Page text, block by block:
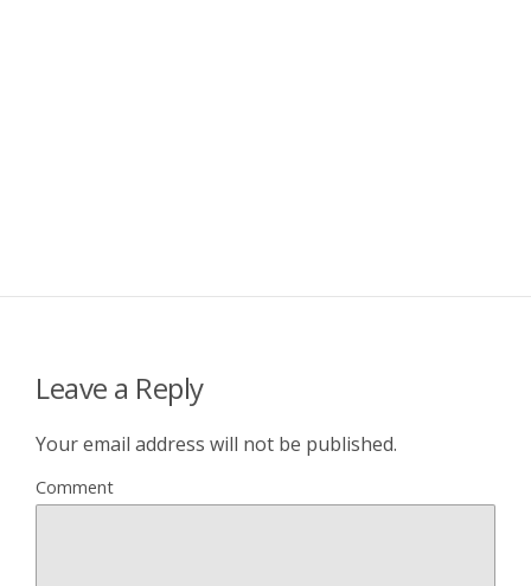
Leave a Reply
Your email address will not be published.
Comment